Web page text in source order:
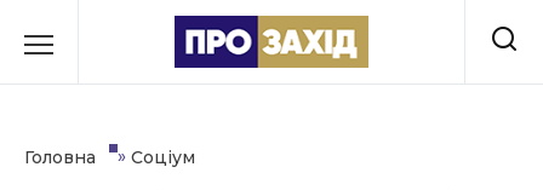
до
Головна » Соціум